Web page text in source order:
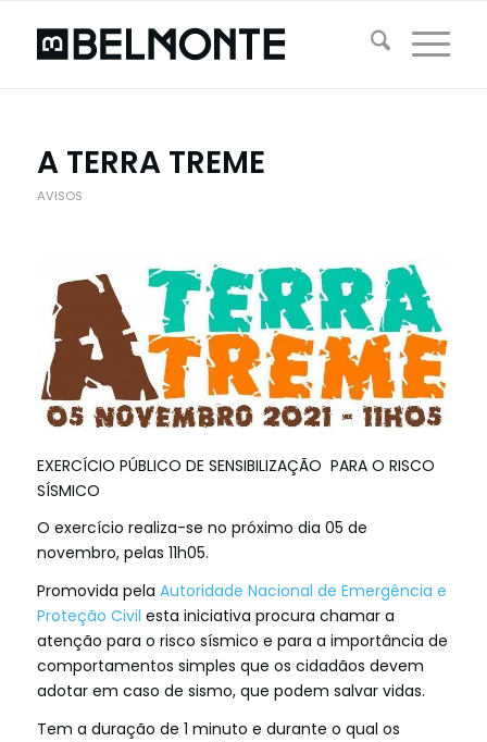
A TERRA TREME
AVISOS
EXERCÍCIO PÚBLICO DE SENSIBILIZAÇÃO PARA O RISCO
SÍSMICO
O exercício realiza-se no próximo dia 05 de
novembro, pelas 11h05.
Promovida pela Autoridade Nacional de Emergência e
Proteção Civil esta iniciativa procura chamar a
atenção para o risco sísmico e para a importância de
comportamentos simples que os cidadãos devem
adotar em caso de sismo, que podem salvar vidas.
Tem a duração de 1 minuto e durante o qual os